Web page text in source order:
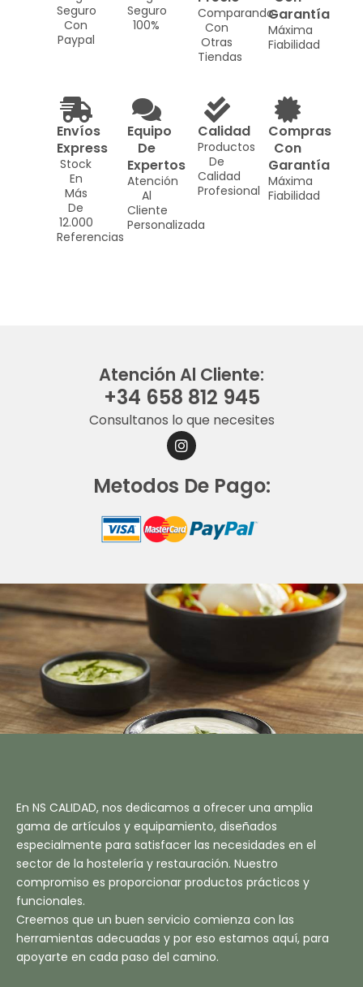
Seguro
Con
Paypal
Seguro
100%
Comparando
Con
Otras
Tiendas
Garantía
Máxima
Fiabilidad
Envíos
Express
Stock
En
Más
De
12.000
Referencias
Equipo
De
Expertos
Atención
Al
Cliente
Personalizada
Calidad
Productos
De
Calidad
Profesional
Compras
Con
Garantía
Máxima
Fiabilidad
Atención Al Cliente:
+34 658 812 945
Consultanos lo que necesites
I
N
S
G
R
Metodos De Pago:
En NS CALIDAD, nos dedicamos a ofrecer una amplia
gama de artículos y equipamiento, diseñados
especialmente para satisfacer las necesidades en el
sector de la hostelería y restauración. Nuestro
compromiso es proporcionar productos prácticos y
funcionales.
Creemos que un buen servicio comienza con las
herramientas adecuadas y por eso estamos aquí, para
apoyarte en cada paso del camino.